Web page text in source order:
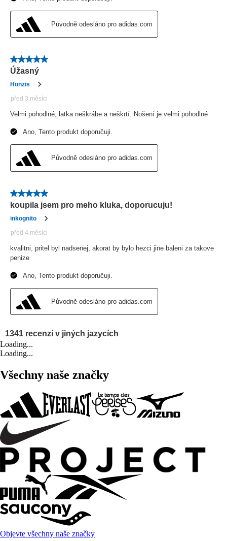
Loading...
Loading...
Všechny naše značky
Objevte všechny naše značky